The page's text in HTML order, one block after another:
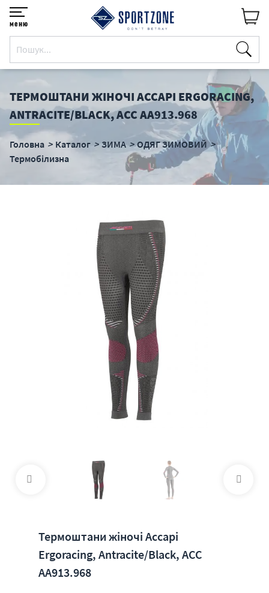
меню
ТЕРМОШТАНИ ЖІНОЧІ ACCAPI ERGORACING,
ANTRACITE/BLACK, ACC АA913.968
Головна Каталог ЗИМА
ОДЯГ ЗИМОВИЙ
Термобілизна
Термоштани жіночі Accapi
Ergoracing, Antracite/Black, ACC
АA913.968